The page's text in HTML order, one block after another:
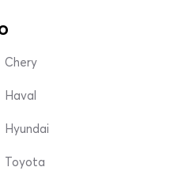
Chery
Haval
Hyundai
Toyota